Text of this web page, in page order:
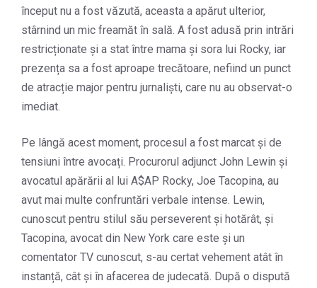
început nu a fost văzută, aceasta a apărut ulterior,
stârnind un mic freamăt în sală. A fost adusă prin intrări
restricționate și a stat între mama și sora lui Rocky, iar
prezența sa a fost aproape trecătoare, nefiind un punct
de atracție major pentru jurnaliști, care nu au observat-o
imediat.
Pe lângă acest moment, procesul a fost marcat și de
tensiuni între avocați. Procurorul adjunct John Lewin și
avocatul apărării al lui A$AP Rocky, Joe Tacopina, au
avut mai multe confruntări verbale intense. Lewin,
cunoscut pentru stilul său perseverent și hotărât, și
Tacopina, avocat din New York care este și un
comentator TV cunoscut, s-au certat vehement atât în
instanță, cât și în afacerea de judecată. După o dispută